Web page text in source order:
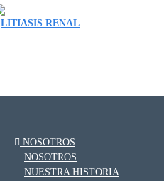
LITIASIS RENAL
NOSOTROS
NOSOTROS
NUESTRA HISTORIA